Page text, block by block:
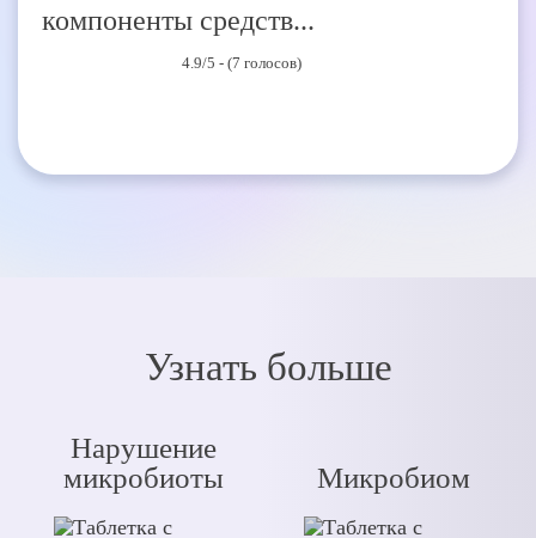
компоненты средств...
4.9/5 - (7 голосов)
Узнать больше
Нарушение
микробиоты
Микробиом